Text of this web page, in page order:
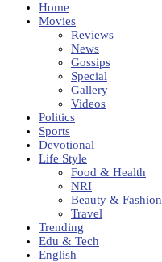
Home
Movies
Reviews
News
Gossips
Special
Gallery
Videos
Politics
Sports
Devotional
Life Style
Food & Health
NRI
Beauty & Fashion
Travel
Trending
Edu & Tech
English